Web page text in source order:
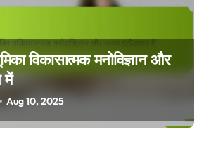
विकासात्मक मनोविज्ञान और
में
Aug 10, 2025